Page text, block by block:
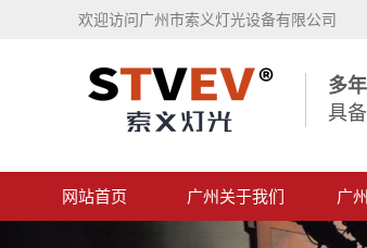
欢迎访问广州市索义灯光设备有限公司
多年
具
网站首页 广州关于我们 广